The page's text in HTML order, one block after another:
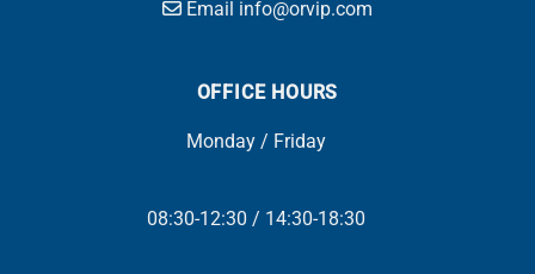
Email info@orvip.com
OFFICE HOURS
Monday / Friday
08:30-12:30 / 14:30-18:30